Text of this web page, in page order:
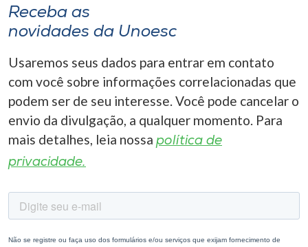
Selecione
o idioma
A+
Receba as
novidades da Unoesc
Usaremos seus dados para entrar em contato
com você sobre informações correlacionadas que
podem ser de seu interesse. Você pode cancelar o
envio da divulgação, a qualquer momento. Para
mais detalhes, leia nossa política de
privacidade.